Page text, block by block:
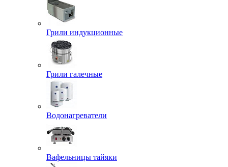
Грили индукционные
Грили галечные
Водонагреватели
Вафельницы тайяки